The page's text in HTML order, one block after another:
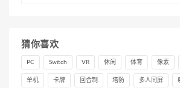
猜你喜欢
PC Switch VR 休闲 体育 像素
单机 卡牌 回合制 塔防 多人同屏